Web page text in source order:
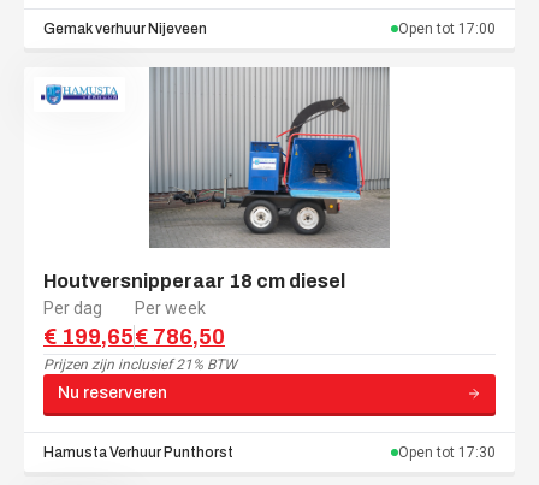
Gemak verhuurNijeveen Open tot 17:00
Houtversnipperaar 18 cm diesel
Per dag
€ 199,65
Per week
€ 786,50
Prijzen zijn inclusief 21% BTW
Nu reserveren
Hamusta VerhuurPunthorst Open tot 17:30